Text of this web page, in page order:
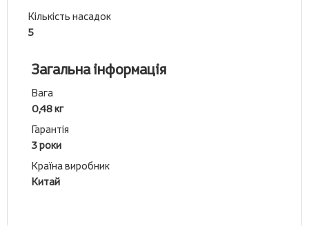
Кількість насадок
5
Загальна інформація
Вага
0,48 кг
Гарантія
3 роки
Країна виробник
Китай